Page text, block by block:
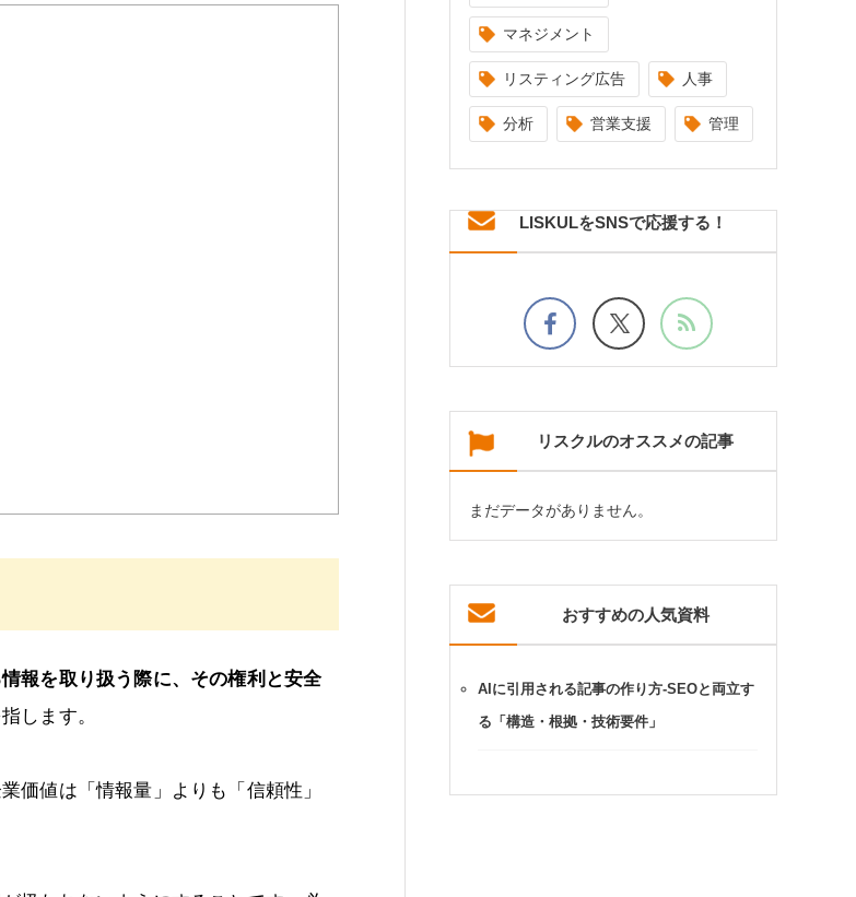
報を取り扱う際に、その権利と安全
します。
価値は「情報量」よりも「信頼性」
マネジメント
リスティング広告 人事
分析 営業支援 管理
LISKULをSNSで応援する！
リスクルのオススメの記事
まだデータがありません。
おすすめの人気資料
AIに引用される記事の作り方-SEOと両立す
る「構造・根拠・技術要件」